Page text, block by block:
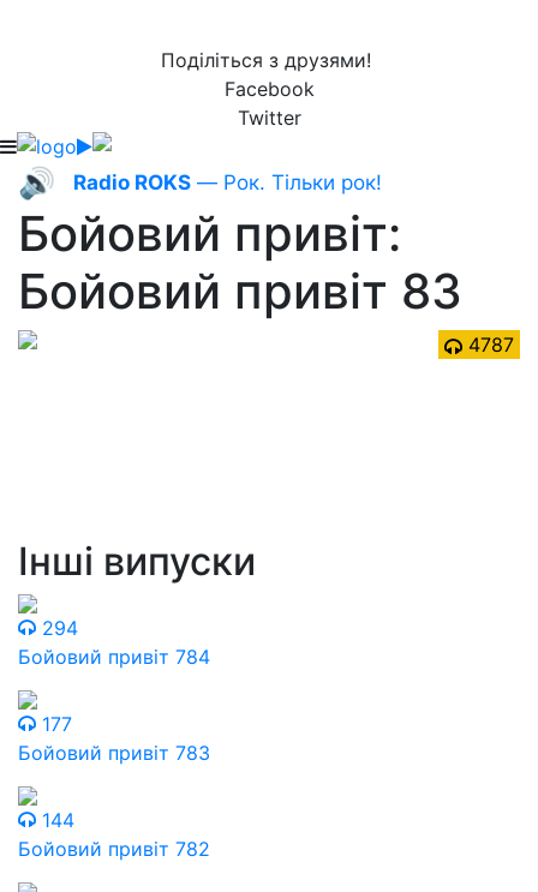
Поділіться з друзями!
Facebook
Twitter
🔊 Radio ROKS — Рок. Тільки рок!
Бойовий привіт:
Бойовий привіт 83
4787
Інші випуски
294
Бойовий привіт 784
177
Бойовий привіт 783
144
Бойовий привіт 782